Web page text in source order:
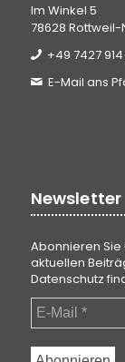
Im Winkel 5
78628 Rottweil-
+49 7427
E-Mail ans
Newsletter
Abonnieren
aktuellen
Datenschutz